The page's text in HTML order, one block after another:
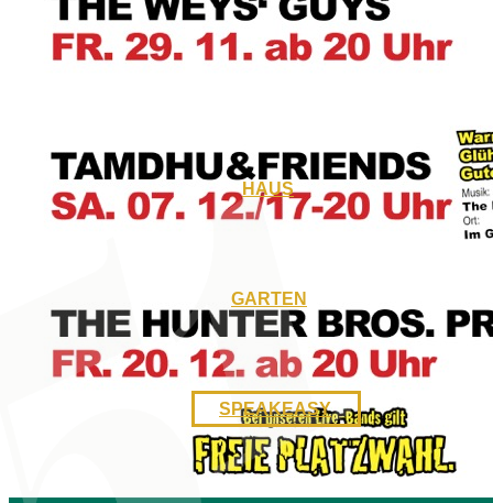
HAUS
GARTEN
SPEAKEASY